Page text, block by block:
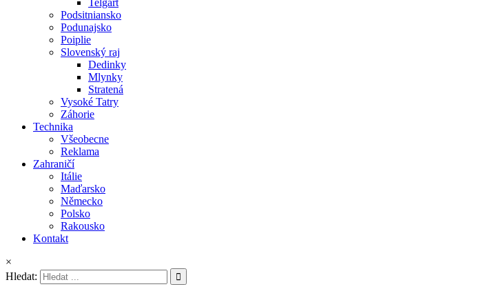
Podsitniansko
Podunajsko
Poiplie
Slovenský raj
Dedinky
Mlynky
Stratená
Vysoké Tatry
Záhorie
Technika
Všeobecne
Reklama
Zahraničí
Itálie
Maďarsko
Německo
Polsko
Rakousko
Kontakt
×
Hledat: